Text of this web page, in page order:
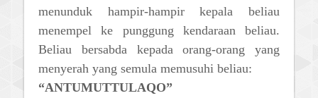
menunduk hampir-hampir kepala beliau
menempel ke punggung kendaraan beliau.
Beliau bersabda kepada orang-orang yang
menyerah yang semula memusuhi beliau:
“ANTUMUTTULAQO”